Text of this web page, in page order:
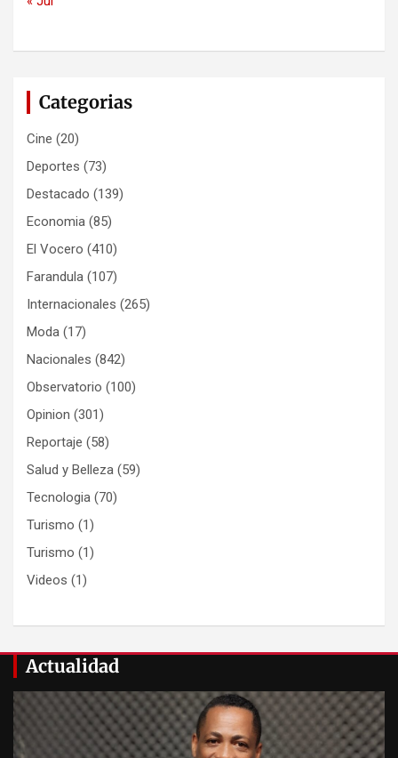
Categorias
Cine (20)
Deportes (73)
Destacado (139)
Economia (85)
El Vocero (410)
Farandula (107)
Internacionales (265)
Moda (17)
Nacionales (842)
Observatorio (100)
Opinion (301)
Reportaje (58)
Salud y Belleza (59)
Tecnologia (70)
Turismo (1)
Turismo (1)
Videos (1)
Actualidad